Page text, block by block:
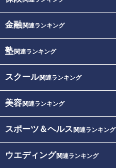
金融関連ランキング
塾関連ランキング
スクール関連ランキング
美容関連ランキング
スポーツ＆ヘルス 関連ランキング
ウエディング関連ランキング